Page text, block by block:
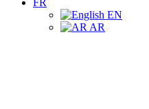
FR
EN
AR